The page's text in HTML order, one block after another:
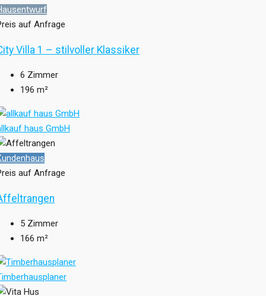
auf Anfrage
Villa 1 – stilvoller Klassiker
6 Zimmer
196 m²
haus GmbH
auf Anfrage
5 Zimmer
166 m²